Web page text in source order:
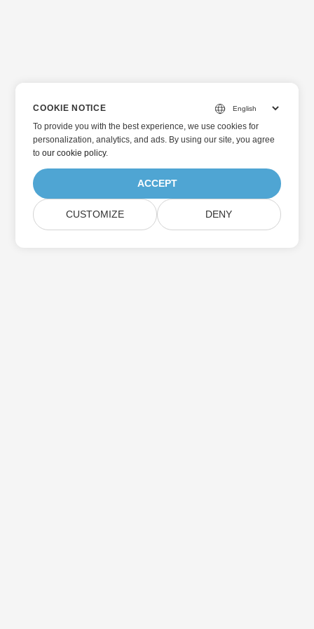
COOKIE NOTICE
To provide you with the best experience, we use cookies for
personalization, analytics, and ads. By using our site, you agree
toour cookie policy.
ACCEPT
CUSTOMIZE DENY